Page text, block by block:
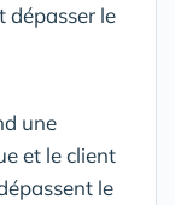
dépasser le
une
et le client
le